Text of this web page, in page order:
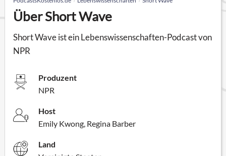
Über Short Wave
Short Wave ist ein Lebenswissenschaften-Podcast von
NPR
Produzent
NPR
Host
Emily Kwong, Regina Barber
Land